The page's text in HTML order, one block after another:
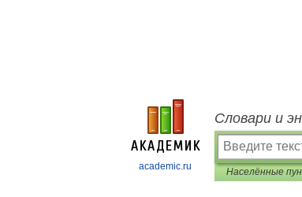
academic.ru
Словари и